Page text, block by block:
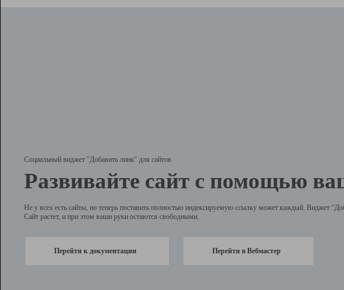
Социальный виджет "Добавить линк" для сайтов
Развивайте сайт с помощью
Не у всех есть сайты, но теперь поставить полностью индексируемую ссылку может каждый. Виджет
Сайт растет, и при этом ваши руки остаются свободными.
Перейти к документации Перейти в Вебмастер